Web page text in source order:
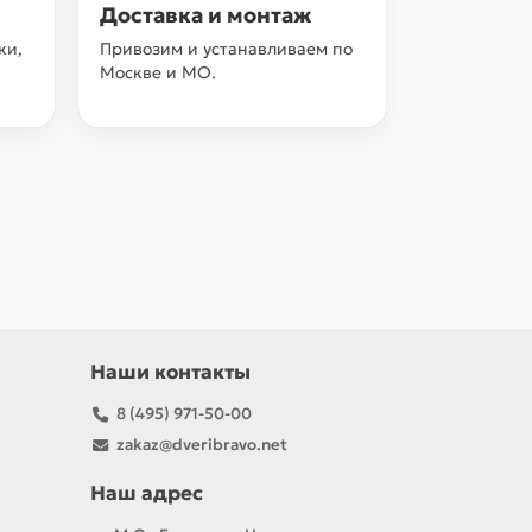
Доставка и монтаж
Привозим и устанавливаем по
Москве и МО.
Наши контакты
8 (495) 971-50-00
zakaz@dveribravo.net
Наш адрес